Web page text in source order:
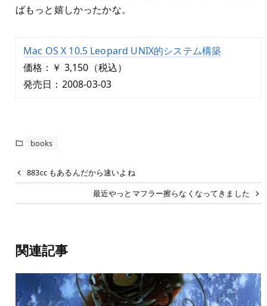
ばもっと嬉しかったかな。
Mac OS X 10.5 Leopard UNIX的システム構築
価格：￥ 3,150（税込）
発売日：2008-03-03
books
883cc もあるんだから速いよね
最近やっとマフラー擦らなくなってきました
関連記事